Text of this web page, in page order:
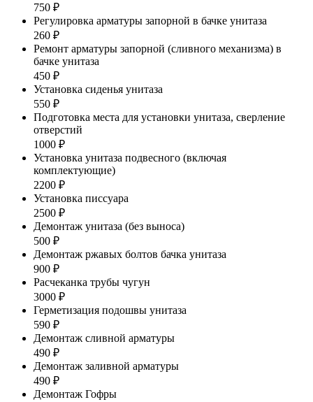
750 ₽
Регулировка арматуры запорной в бачке унитаза
260 ₽
Ремонт арматуры запорной (сливного механизма) в
бачке унитаза
450 ₽
Установка сиденья унитаза
550 ₽
Подготовка места для установки унитаза, сверление
отверстий
1000 ₽
Установка унитаза подвесного (включая
комплектующие)
2200 ₽
Установка писсуара
2500 ₽
Демонтаж унитаза (без выноса)
500 ₽
Демонтаж ржавых болтов бачка унитаза
900 ₽
Расчеканка трубы чугун
3000 ₽
Герметизация подошвы унитаза
590 ₽
Демонтаж сливной арматуры
490 ₽
Демонтаж заливной арматуры
490 ₽
Демонтаж Гофры